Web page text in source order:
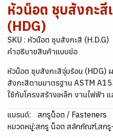
หัวน็อต ชุบสังกะ
(HDG)
SKU : หัวน๊อต ชุบสังกะสี (H.D.G)
คำอธิบายสินค้าแบบย่อ
หัวน็อต ชุบสังกะสีจุ่มร้อน (HDG)
สังกะสีตามมาตรฐาน ASTM
ใช้กับโครงสร้างเหล็ก งานไฟฟ้า แ
แบรนด์:
สกรูน็อต / Fasteners
หมวดหมู่:สกรู น็อต สลักภัณฑ์,สกรู